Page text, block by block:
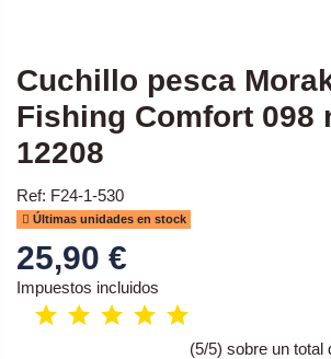
Cuchillo pesca
Fishing Comfort 098
12208
Ref: F24-1-530
Últimas unidades en stock
25,90 €
Impuestos incluidos
(5/5) sobre un total